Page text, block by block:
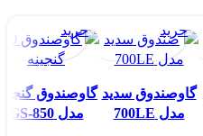
مندی
ها
-3%
خرید
مندی
ها
گاوصندوق سدید
مدل 700LE
خرید
گاوصندوق
مدل GS-850